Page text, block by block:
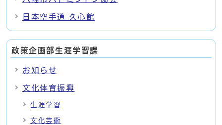
日本空手道 久心館
政策企画部生涯学習課
お知らせ
文化体育振興
生涯学習
文化芸術